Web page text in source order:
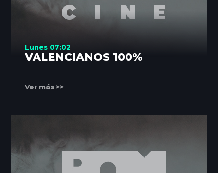
Lunes 07:02
VALENCIANOS 100%
Ver más >>